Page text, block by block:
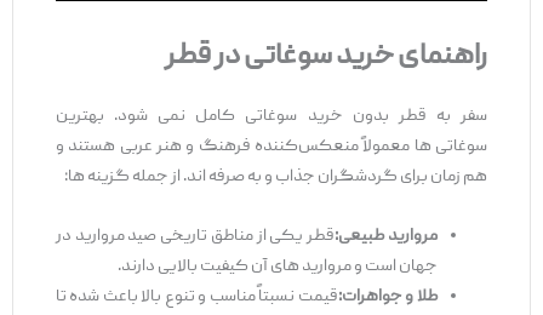
راهنمای خرید سوغاتی در قطر
سفر به قطر بدون خرید سوغاتی کامل نمی‌ شود. بهترین
سوغاتی‌ ها معمولاً منعکس‌کننده فرهنگ و هنر عربی هستند و
هم ‌زمان برای گردشگران جذاب و به ‌صرفه ‌اند. از جمله گزینه ‌ها:
مروارید طبیعی:قطر یکی از مناطق تاریخی صید مروارید در
جهان است و مروارید های آن کیفیت بالایی دارند.
طلا و جواهرات:قیمت نسبتاً مناسب و تنوع بالا باعث شده تا